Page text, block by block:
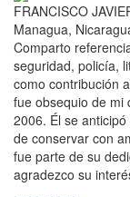
FRANCISCO
Managua,
Comparto
seguridad, policía,
como contribución
fue obsequio de mi
2006. Él se
de conservar con
fue parte de su
agradezco su